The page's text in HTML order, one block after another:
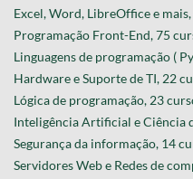
Excel, Word, LibreOffice e
Programação Front-End, 75
Linguagens de programação (
Hardware e Suporte de TI, 22
Lógica de programação, 23
Inteligência Artificial e Ciência
Segurança da informação, 14
Servidores Web e Redes de